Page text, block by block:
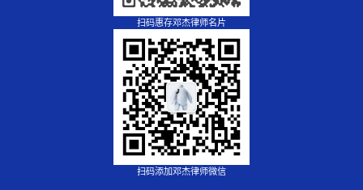
扫码惠存邓杰律师名片
扫码添加邓杰律师微信